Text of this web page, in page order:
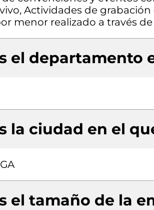
Actividades de
menor realizado a través
el departamento
la ciudad en el
el tamaño de la